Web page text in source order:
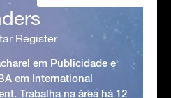
Register
em Publicidade e
em International
Trabalha na área há 12